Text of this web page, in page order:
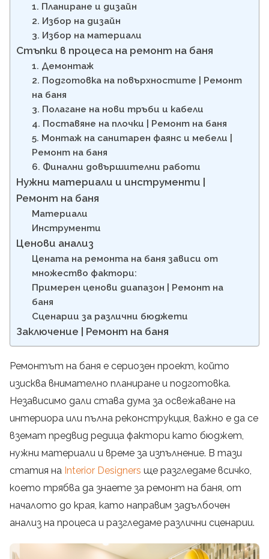
1. Планиране и дизайн
2. Избор на дизайн
3. Избор на материали
Стъпки в процеса на ремонт на баня
1. Демонтаж
2. Подготовка на повърхностите | Ремонт
на баня
3. Полагане на нови тръби и кабели
4. Поставяне на плочки | Ремонт на баня
5. Монтаж на санитарен фаянс и мебели |
Ремонт на баня
6. Финални довършителни работи
Нужни материали и инструменти |
Ремонт на баня
Материали
Инструменти
Ценови анализ
Цената на ремонта на баня зависи от
множество фактори:
Примерен ценови диапазон | Ремонт на
баня
Сценарии за различни бюджети
Заключение | Ремонт на баня
Ремонтът на баня е сериозен проект, който
изисква внимателно планиране и подготовка.
Независимо дали става дума за освежаване на
интериора или пълна реконструкция, важно е да се
вземат предвид редица фактори като бюджет,
нужни материали и време за изпълнение. В тази
статия на Interior Designers ще разгледаме всичко,
което трябва да знаете за ремонт на баня, от
началото до края, като направим задълбочен
анализ на процеса и разгледаме различни сценарии.